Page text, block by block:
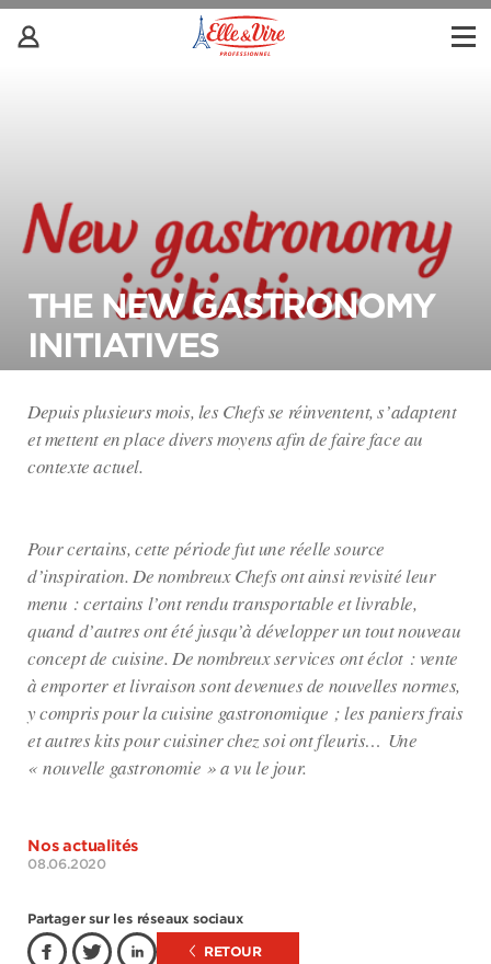
THE NEW GASTRONOMY
INITIATIVES
Depuis plusieurs mois, les Chefs se réinventent, s’adaptent
et mettent en place divers moyens afin de faire face au
contexte actuel.
Pour certains, cette période fut une réelle source
d’inspiration. De nombreux Chefs ont ainsi revisité leur
menu : certains l’ont rendu transportable et livrable,
quand d’autres ont été jusqu’à développer un tout nouveau
concept de cuisine. De nombreux services ont éclot : vente
à emporter et livraison sont devenues de nouvelles normes,
y compris pour la cuisine gastronomique ; les paniers frais
et autres kits pour cuisiner chez soi ont fleuris… Une
« nouvelle gastronomie » a vu le jour.
Nos actualités
08.06.2020
Partager sur les réseaux sociaux
RETOUR